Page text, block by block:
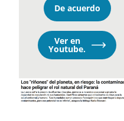
De acuerdo
Ver en
Youtube. Opens
window